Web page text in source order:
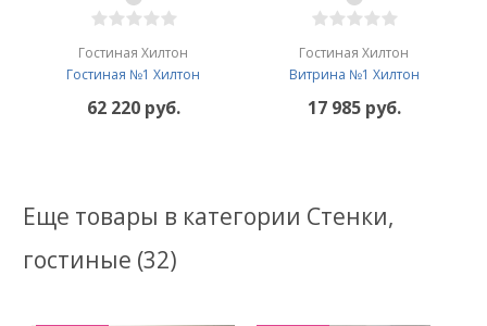
Гостиная Хилтон
Гостиная №1 Хилтон
62 220 руб.
Гостиная Хилтон
Витрина №1 Хилтон
17 985 руб.
Еще товары в категории Стенки,
гостиные (32)